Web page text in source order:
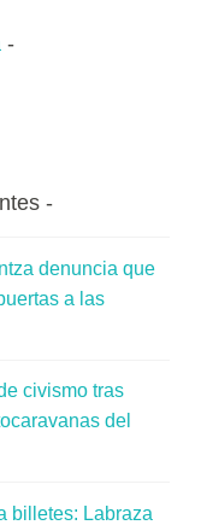
denuncia que
a las
civismo tras
del
billetes: Labraza